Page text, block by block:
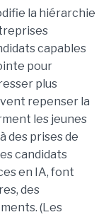
la hiérarchie
capables
pour
plus
repenser la
les jeunes
des prises de
candidats
en IA, font
des
(Les